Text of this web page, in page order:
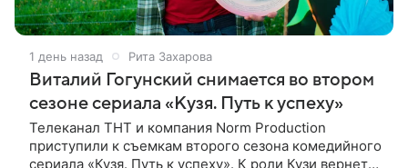
1 день назад Рита Захарова
Виталий Гогунский снимается во втором
сезоне сериала «Кузя. Путь к успеху»
Телеканал ТНТ и компания Norm Production
приступили к съемкам второго сезона комедийного
сериала «Кузя. Путь к успеху». К роли Кузи вернется